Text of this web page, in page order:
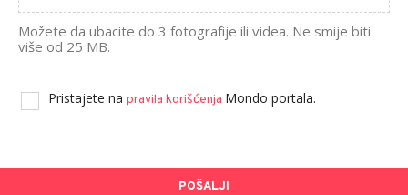
Možete da ubacite do 3 fotografije ili videa. Ne smije biti
više od 25 MB.
Pristajete na pravila korišćenja Mondo portala.
POŠALJI